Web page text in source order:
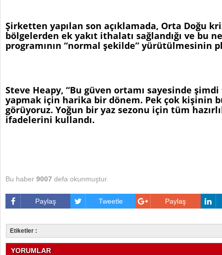
Şirketten yapılan son açıklamada, Orta Doğu
bölgelerden ek yakıt ithalatı sağlandığı ve bu
programının “normal şekilde” yürütülmesinin
Steve Heapy, “Bu güven ortamı sayesinde
yapmak için harika bir dönem. Pek çok kişinin
görüyoruz. Yoğun bir yaz sezonu için tüm
ifadelerini kullandı.
Bu haber 9007 defa okunmuştur.
Paylaş Tweetle Paylaş
Etiketler :
YORUMLAR